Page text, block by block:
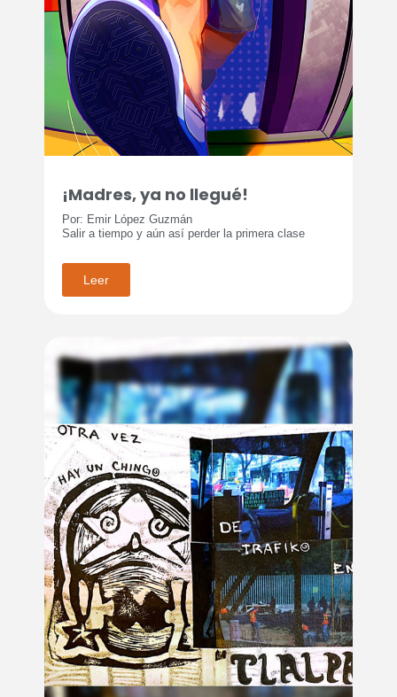
¡Madres, ya no llegué!
Por: Emir López Guzmán
Salir a tiempo y aún así perder la primera clase
Leer